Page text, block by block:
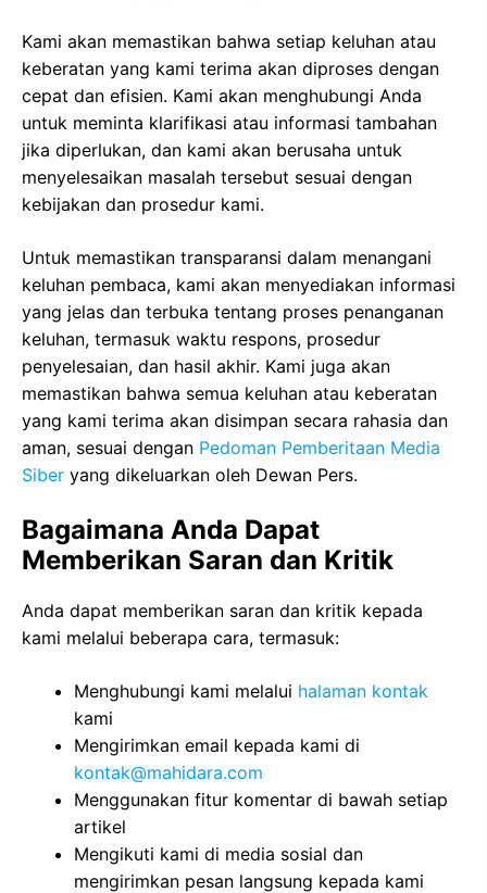
Kami akan memastikan bahwa setiap keluhan atau
keberatan yang kami terima akan diproses dengan
cepat dan efisien. Kami akan menghubungi Anda
untuk meminta klarifikasi atau informasi tambahan
jika diperlukan, dan kami akan berusaha untuk
menyelesaikan masalah tersebut sesuai dengan
kebijakan dan prosedur kami.
Untuk memastikan transparansi dalam menangani
keluhan pembaca, kami akan menyediakan informasi
yang jelas dan terbuka tentang proses penanganan
keluhan, termasuk waktu respons, prosedur
penyelesaian, dan hasil akhir. Kami juga akan
memastikan bahwa semua keluhan atau keberatan
yang kami terima akan disimpan secara rahasia dan
aman, sesuai dengan Pedoman Pemberitaan Media
Siber yang dikeluarkan oleh Dewan Pers.
Bagaimana Anda Dapat
Memberikan Saran dan Kritik
Anda dapat memberikan saran dan kritik kepada
kami melalui beberapa cara, termasuk:
Menghubungi kami melalui halaman kontak
kami
Mengirimkan email kepada kami di
kontak@mahidara.com
Menggunakan fitur komentar di bawah setiap
artikel
Mengikuti kami di media sosial dan
mengirimkan pesan langsung kepada kami